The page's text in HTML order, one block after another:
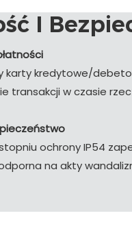
I
karty kredytowe/
transakcji w czasie
ochrony IP54
na akty